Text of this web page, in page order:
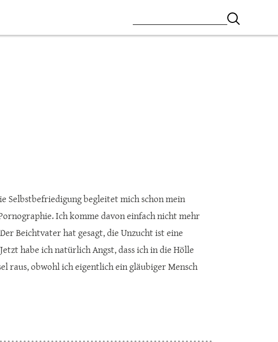
Selbstbefriedigung begleitet mich schon mein
Ich komme davon einfach nicht mehr
Beichtvater hat gesagt, die Unzucht ist eine
habe ich natürlich Angst, dass ich in die Hölle
raus, obwohl ich eigentlich ein gläubiger Mensch